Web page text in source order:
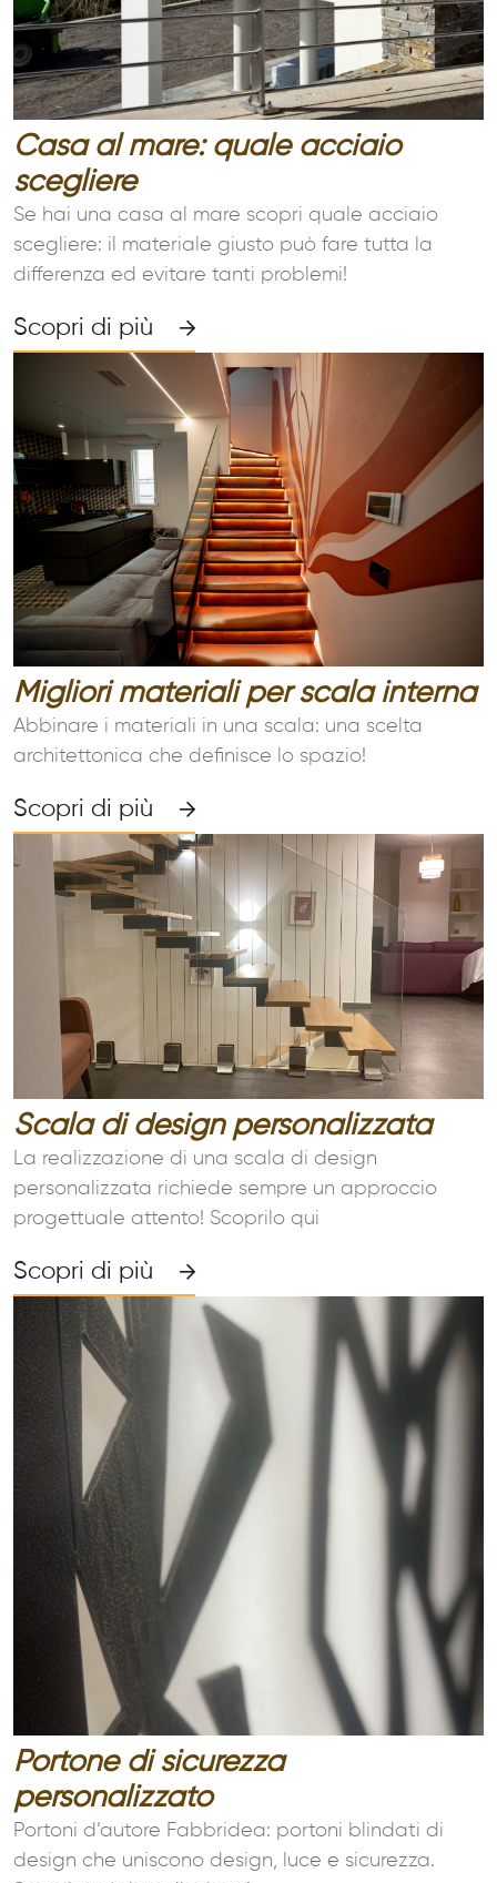
Casa al mare: quale acciaio
scegliere
Se hai una casa al mare scopri quale acciaio
scegliere: il materiale giusto può fare tutta la
differenza ed evitare tanti problemi!
Scopri di più
Migliori materiali per scala interna
Abbinare i materiali in una scala: una scelta
architettonica che definisce lo spazio!
Scopri di più
Scala di design personalizzata
La realizzazione di una scala di design
personalizzata richiede sempre un approccio
progettuale attento! Scoprilo qui
Scopri di più
Portone di sicurezza
personalizzato
Portoni d’autore Fabbridea: portoni blindati di
design che uniscono design, luce e sicurezza.